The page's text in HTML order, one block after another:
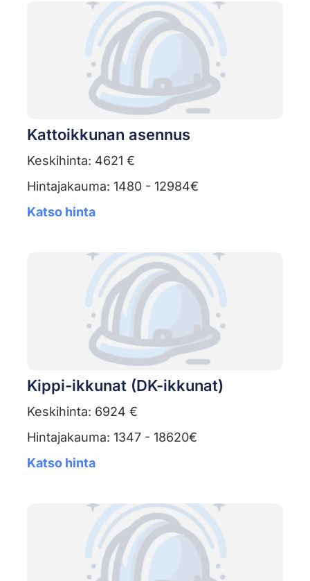
Kattoikkunan asennus
Keskihinta: 4621 €
Hintajakauma: 1480 - 12984€
Katso hinta
Kippi-ikkunat (DK-ikkunat)
Keskihinta: 6924 €
Hintajakauma: 1347 - 18620€
Katso hinta